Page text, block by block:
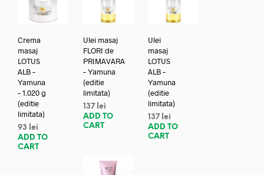
Crema
masaj
LOTUS
ALB –
Yamuna
– 1.020 g
(editie
limitata)
93
lei
ADD TO
CART
Ulei masaj
FLORI de
PRIMAVARA
– Yamuna
(editie
limitata)
137 lei
ADD TO
CART
Ulei
masaj
LOTUS
ALB –
Yamuna
(editie
limitata)
137 lei
ADD TO
CART